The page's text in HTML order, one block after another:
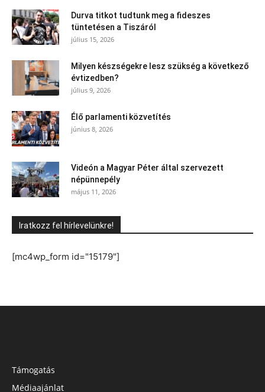
Durva titkot tudtunk meg a fideszes
tüntetésen a Tiszáról
július 15, 2026
Milyen készségekre lesz szükség a következő
évtizedben?
július 9, 2026
Élő parlamenti közvetítés
június 8, 2026
Videón a Magyar Péter által szervezett
népünnepély
május 11, 2026
Iratkozz fel hírlevelünkre!
[mc4wp_form id="15179"]
Támogatás
Médiaajánlat